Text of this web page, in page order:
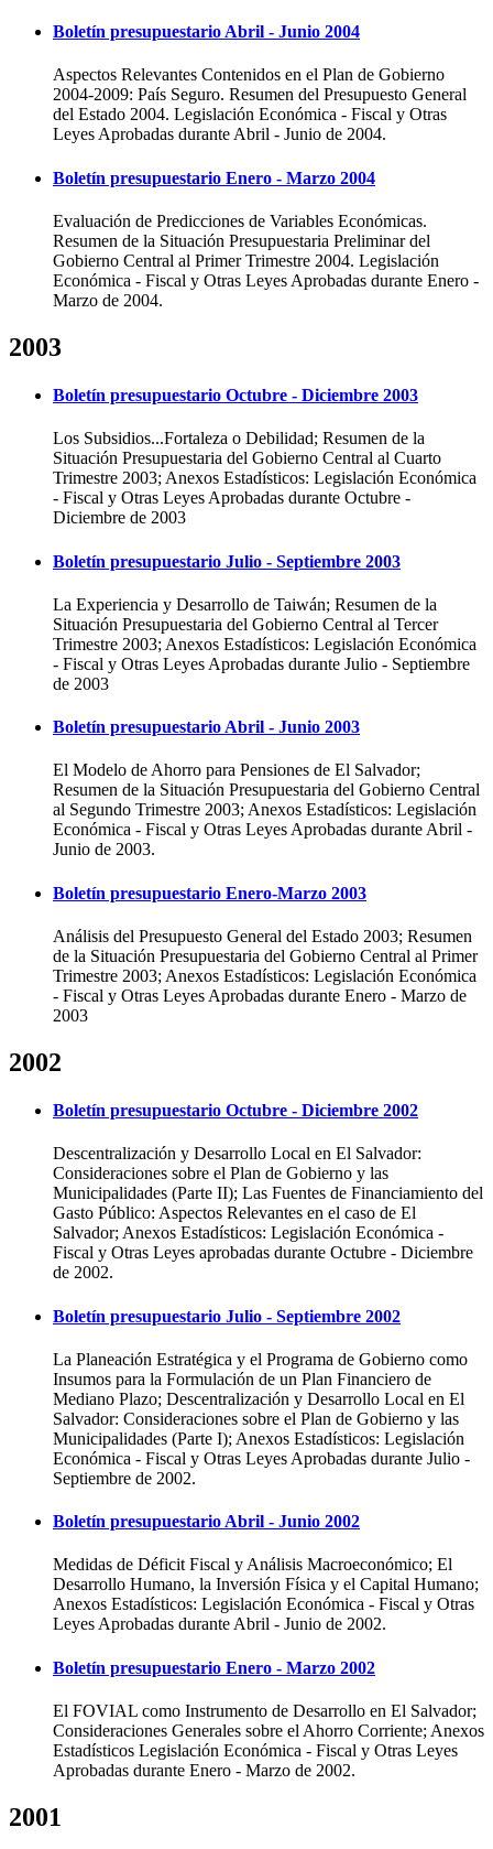
Boletín presupuestario Abril - Junio 2004
Aspectos Relevantes Contenidos en el Plan de Gobierno
2004-2009: País Seguro. Resumen del Presupuesto General
del Estado 2004. Legislación Económica - Fiscal y Otras
Leyes Aprobadas durante Abril - Junio de 2004.
Boletín presupuestario Enero - Marzo 2004
Evaluación de Predicciones de Variables Económicas.
Resumen de la Situación Presupuestaria Preliminar del
Gobierno Central al Primer Trimestre 2004. Legislación
Económica - Fiscal y Otras Leyes Aprobadas durante Enero -
Marzo de 2004.
2003
Boletín presupuestario Octubre - Diciembre 2003
Los Subsidios...Fortaleza o Debilidad; Resumen de la
Situación Presupuestaria del Gobierno Central al Cuarto
Trimestre 2003; Anexos Estadísticos: Legislación Económica
- Fiscal y Otras Leyes Aprobadas durante Octubre -
Diciembre de 2003
Boletín presupuestario Julio - Septiembre 2003
La Experiencia y Desarrollo de Taiwán; Resumen de la
Situación Presupuestaria del Gobierno Central al Tercer
Trimestre 2003; Anexos Estadísticos: Legislación Económica
- Fiscal y Otras Leyes Aprobadas durante Julio - Septiembre
de 2003
Boletín presupuestario Abril - Junio 2003
El Modelo de Ahorro para Pensiones de El Salvador;
Resumen de la Situación Presupuestaria del Gobierno Central
al Segundo Trimestre 2003; Anexos Estadísticos: Legislación
Económica - Fiscal y Otras Leyes Aprobadas durante Abril -
Junio de 2003.
Boletín presupuestario Enero-Marzo 2003
Análisis del Presupuesto General del Estado 2003; Resumen
de la Situación Presupuestaria del Gobierno Central al Primer
Trimestre 2003; Anexos Estadísticos: Legislación Económica
- Fiscal y Otras Leyes Aprobadas durante Enero - Marzo de
2003
2002
Boletín presupuestario Octubre - Diciembre 2002
Descentralización y Desarrollo Local en El Salvador:
Consideraciones sobre el Plan de Gobierno y las
Municipalidades (Parte II); Las Fuentes de Financiamiento del
Gasto Público: Aspectos Relevantes en el caso de El
Salvador; Anexos Estadísticos: Legislación Económica -
Fiscal y Otras Leyes aprobadas durante Octubre - Diciembre
de 2002.
Boletín presupuestario Julio - Septiembre 2002
La Planeación Estratégica y el Programa de Gobierno como
Insumos para la Formulación de un Plan Financiero de
Mediano Plazo; Descentralización y Desarrollo Local en El
Salvador: Consideraciones sobre el Plan de Gobierno y las
Municipalidades (Parte I); Anexos Estadísticos: Legislación
Económica - Fiscal y Otras Leyes Aprobadas durante Julio -
Septiembre de 2002.
Boletín presupuestario Abril - Junio 2002
Medidas de Déficit Fiscal y Análisis Macroeconómico; El
Desarrollo Humano, la Inversión Física y el Capital Humano;
Anexos Estadísticos: Legislación Económica - Fiscal y Otras
Leyes Aprobadas durante Abril - Junio de 2002.
Boletín presupuestario Enero - Marzo 2002
El FOVIAL como Instrumento de Desarrollo en El Salvador;
Consideraciones Generales sobre el Ahorro Corriente; Anexos
Estadísticos Legislación Económica - Fiscal y Otras Leyes
Aprobadas durante Enero - Marzo de 2002.
2001